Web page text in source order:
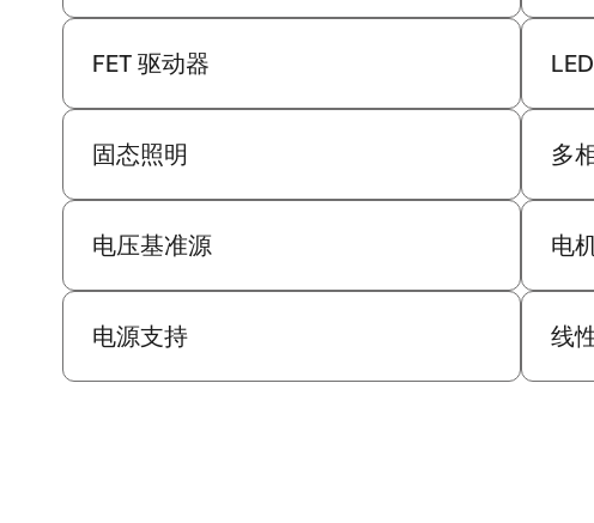
FET 驱动器
固态照明 多
电压基准源 电
电源支持 线